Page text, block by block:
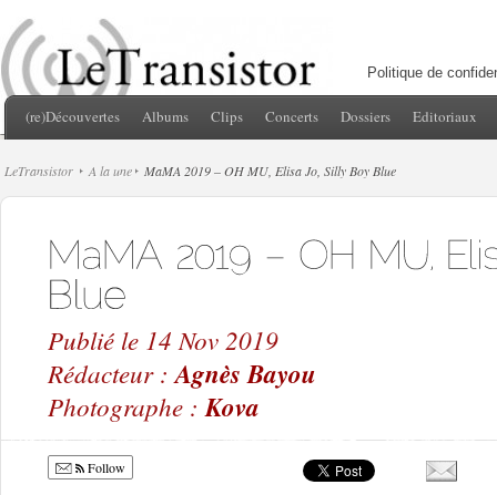
Politique de
(re)Découvertes Albums Clips Concerts Dossiers Editoriaux
LeTransistor A la une MaMA 2019 – OH MU, Elisa Jo, Silly Boy Blue
Publié le 14 Nov 2019
Rédacteur :Agnès Bayou
Photographe : Kova
Follow